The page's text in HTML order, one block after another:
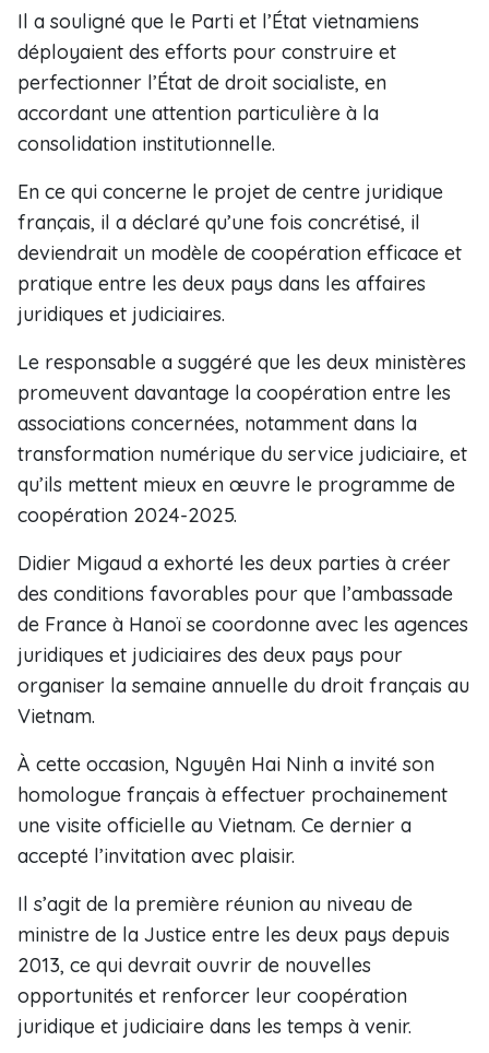
Il a souligné que le Parti et l’État vietnamiens
déployaient des efforts pour construire et
perfectionner l’État de droit socialiste, en
accordant une attention particulière à la
consolidation institutionnelle.
En ce qui concerne le projet de centre juridique
français, il a déclaré qu’une fois concrétisé, il
deviendrait un modèle de coopération efficace et
pratique entre les deux pays dans les affaires
juridiques et judiciaires.
Le responsable a suggéré que les deux ministères
promeuvent davantage la coopération entre les
associations concernées, notamment dans la
transformation numérique du service judiciaire, et
qu’ils mettent mieux en œuvre le programme de
coopération 2024-2025.
Didier Migaud a exhorté les deux parties à créer
des conditions favorables pour que l’ambassade
de France à Hanoï se coordonne avec les agences
juridiques et judiciaires des deux pays pour
organiser la semaine annuelle du droit français au
Vietnam.
À cette occasion, Nguyên Hai Ninh a invité son
homologue français à effectuer prochainement
une visite officielle au Vietnam. Ce dernier a
accepté l’invitation avec plaisir.
Il s’agit de la première réunion au niveau de
ministre de la Justice entre les deux pays depuis
2013, ce qui devrait ouvrir de nouvelles
opportunités et renforcer leur coopération
juridique et judiciaire dans les temps à venir.